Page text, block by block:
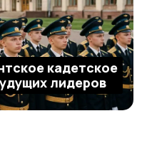
кадетское
лидеров